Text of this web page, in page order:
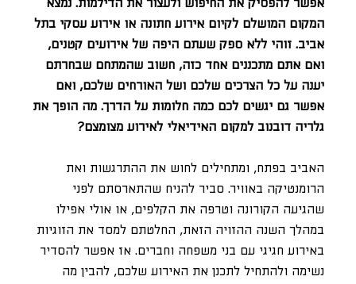
אפשר להפסיק את החיפוש ולעצור את הדילמות. נמצא
המקום המושלם לקיום אירוע חתונה או אירוע עסקי בתל
אביב. זוהי ללא ספק שעתם היפה של אירועים קטנים,
ואם אתם מתכננים אחד כזה, חשוב שהמתחם שבחרתם
יענה על כל הצרכים שלכם ושל האורחים שלכם, ואם
אפשר גם יגשים לכם כמה חלומות על הדרך. מה הופך את
גלריה דובנוב למקום האידיאלי לאירוע מצומצם?
האביב בפתח, ומתחילים לחוש את ההתרגשות ואת
הרומנטיקה באוויר. סביר להניח שהתארסתם לפני
שהגיעה הקורונה וטרפה את הקלפים, או אולי אפילו
במהלך השנה ההזויה הזאת, החלטתם למסד את הזוגיות
באירוע חגיגי עם בני משפחה וחברים. אז אפשר להסדיר
נשימה ולהתחיל לתכנן את האירוע שלכם, להבין מה